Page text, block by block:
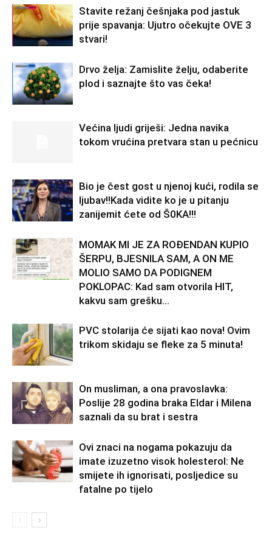
Stavite režanj češnjaka pod jastuk
prije spavanja: Ujutro očekujte OVE 3
stvari!
Drvo želja: Zamislite želju, odaberite
plod i saznajte što vas čeka!
Većina ljudi griješi: Jedna navika
tokom vrućina pretvara stan u pećnicu
Bio je čest gost u njenoj kući, rodila se
ljubav!!Kada vidite ko je u pitanju
zanijemit ćete od Š0KA!!!
MOMAK MI JE ZA ROĐENDAN KUPIO
ŠERPU, BJESNILA SAM, A ON ME
MOLIO SAMO DA PODIGNEM
POKLOPAC: Kad sam otvorila HIT,
kakvu sam grešku...
PVC stolarija će sijati kao nova! Ovim
trikom skidaju se fleke za 5 minuta!
On musliman, a ona pravoslavka:
Poslije 28 godina braka Eldar i Milena
saznali da su brat i sestra
Ovi znaci na nogama pokazuju da
imate izuzetno visok holesterol: Ne
smijete ih ignorisati, posljedice su
fatalne po tijelo